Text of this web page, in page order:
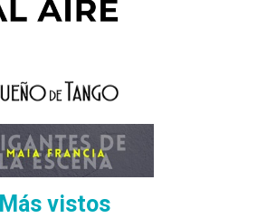
Más vistos